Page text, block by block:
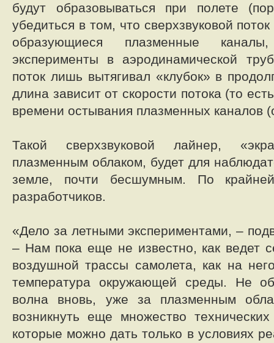
будут образовываться при полете
убедиться в том, что сверхзвуковой
образующиеся плазменные
эксперименты в аэродинамической
поток лишь вытягивал «клубок» в
длина зависит от скорости потока (то
времени остывания плазменных каналов
Такой сверхзвуковой лайнер,
плазменным облаком, будет для
земле, почти бесшумным. По
разработчиков.
«Дело за летными экспериментами, –
– Нам пока еще не известно, как ведет
воздушной трассы самолета, как на
температура окружающей среды. Не
волна вновь, уже за плазменным
возникнуть еще множество
которые можно дать только в условиях